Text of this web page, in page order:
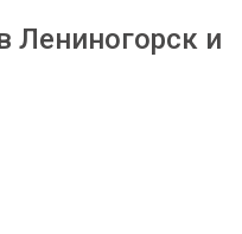
Лениногорск и